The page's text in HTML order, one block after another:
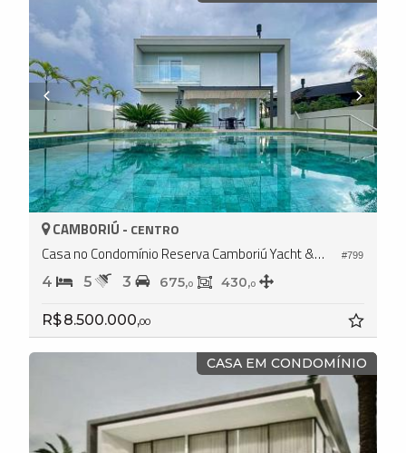
#799
CAMBORIÚ - CENTRO
Casa no Condomínio Reserva Camboriú Yacht & Golf
4 5 3 675,0 430,0
R$ 8.500.000,00
CASA EM CONDOMÍNIO